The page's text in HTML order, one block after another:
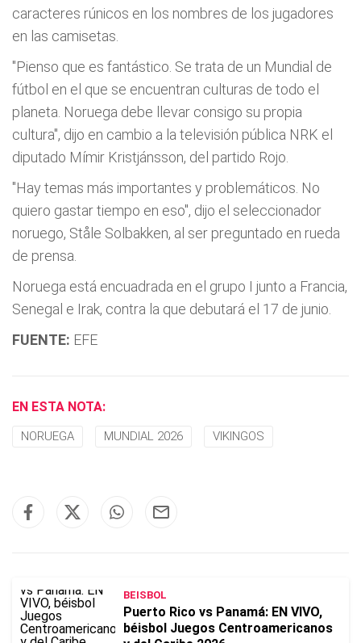
caracteres rúnicos en los nombres de los jugadores
en las camisetas.
"Pienso que es fantástico. Se trata de un Mundial de
fútbol en el que se encuentran culturas de todo el
planeta. Noruega debe llevar consigo su propia
cultura", dijo en cambio a la televisión pública NRK el
diputado Mímir Kristjánsson, del partido Rojo.
"Hay temas más importantes y problemáticos. No
quiero gastar tiempo en eso", dijo el seleccionador
noruego, Ståle Solbakken, al ser preguntado en rueda
de prensa.
Noruega está encuadrada en el grupo I junto a Francia,
Senegal e Irak, contra la que debutará el 17 de junio.
FUENTE: EFE
EN ESTA NOTA:
NORUEGA MUNDIAL 2026 VIKINGOS
BEISBOL
Puerto Rico vs Panamá: EN VIVO,
béisbol Juegos Centroamericanos